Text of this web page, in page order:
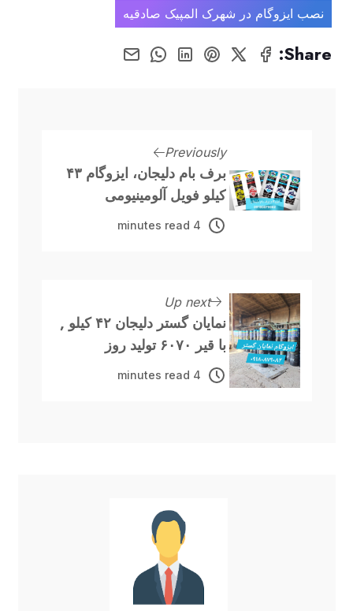
نصب ایزوگام در شهرک المپیک صادقیه
Share:
Previously
برف بام دلیجان، ایزوگام ۴۳
کیلو فویل آلومینیومی
4 minutes read
Up next
نمایان گستر دلیجان ۴۲ کیلو ,
با قیر ۶۰۷۰ تولید روز
4 minutes read